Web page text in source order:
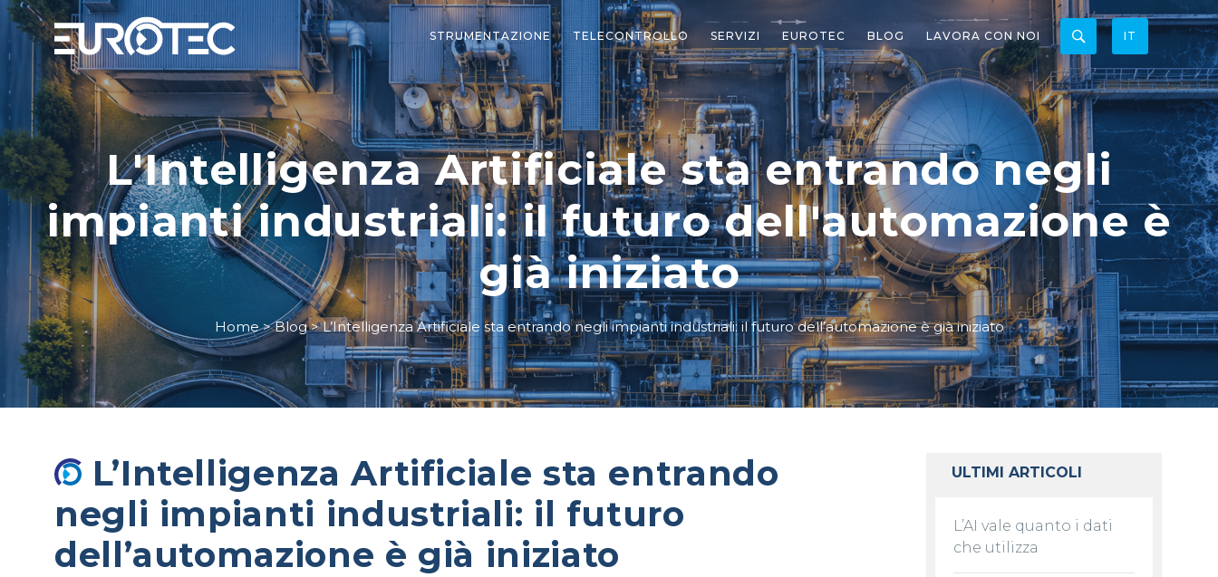
STRUMENTAZIONE TELECONTROLLO SERVIZI EUROTEC BLOG LAVORA CON NOI IT
L'Intelligenza Artificiale sta entrando negli
impianti industriali: il futuro dell'automazione è
già iniziato
Home>Blog>L’Intelligenza Artificiale sta entrando negli impianti industriali: il futuro dell’automazione è già iniziato
L’Intelligenza Artificiale sta entrando
negli impianti industriali: il futuro
dell’automazione è già iniziato
ULTIMI ARTICOLI
L’AI vale quanto i dati
che utilizza